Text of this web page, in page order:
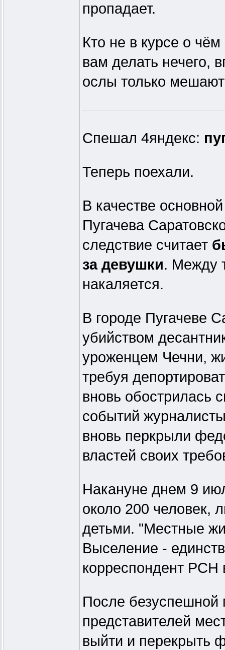
пропадает.
Кто не в курсе о
вам делать нечего,
ослы только
Спешал 4яндекс:
Теперь поехали.
В качестве
Пугачева
следствие считает
за девушки. Между
накаляется.
В городе Пугачеве
убийством
уроженцем Чечни,
требуя
вновь обострилась
событий
вновь перкрыли
властей своих
Накануне днем 9
около 200 человек,
детьми. "Местные
Выселение -
корреспондент РСН
После безуспешной
представителей
выйти и перекрыть